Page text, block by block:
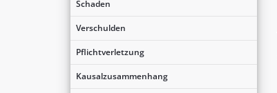
Schaden
Verschulden
Pflichtverletzung
Kausalzusammenhang